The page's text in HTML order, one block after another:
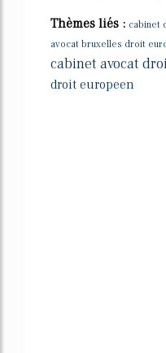
Thèmes liés : cabinet
avocat bruxelles droit
cabinet avocat
droit europeen